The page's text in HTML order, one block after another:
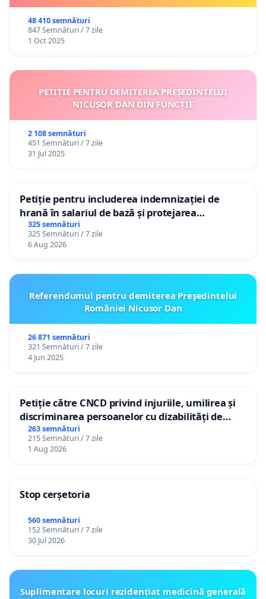
48 410 semnături
847 Semnături / 7 zile
1 Oct 2025
PETIȚIE PENTRU DEMITEREA PREȘEDINTELUI
NICUȘOR DAN DIN FUNCȚIE
2 108 semnături
451 Semnături / 7 zile
31 Jul 2025
Petiție pentru includerea indemnizației de
hrană în salariul de bază și protejarea
gradațiilor de vechime pentru asistenții
personali
325 semnături
325 Semnături / 7 zile
6 Aug 2026
Referendumul pentru demiterea Preşedintelui
României Nicusor Dan
26 871 semnături
321 Semnături / 7 zile
4 Jun 2025
Petiție către CNCD privind injuriile, umilirea și
discriminarea persoanelor cu dizabilități de
către utilizatorul TikTok „Gorici”
263 semnături
215 Semnături / 7 zile
1 Aug 2026
Stop cerșetoria
560 semnături
152 Semnături / 7 zile
30 Jul 2026
Suplimentare locuri rezidențiat medicină generală